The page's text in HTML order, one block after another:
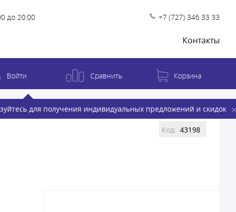
до 20:00 +7 (727) 346 33 33
Контакты
Войти
для получения индивидуальных предложений и скидок
Сравнить Корзина
Код: 43198